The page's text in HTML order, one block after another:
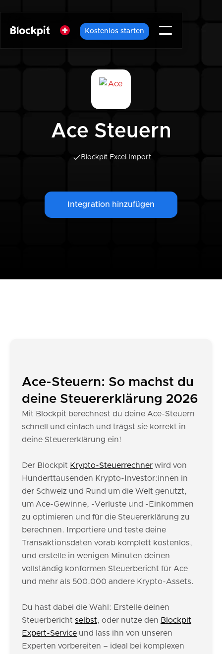
Kostenlos starten
Ace Steuern
Blockpit Excel Import
Integration hinzufügen
Ace-Steuern: So machst du
deine Steuererklärung 2026
Mit Blockpit berechnest du deine Ace-Steuern
schnell und einfach und trägst sie korrekt in
deine Steuererklärung ein!
Der Blockpit Krypto-Steuerrechner wird von
Hunderttausenden Krypto-Investor:innen in
der Schweiz und Rund um die Welt genutzt,
um Ace-Gewinne, -Verluste und -Einkommen
zu optimieren und für die Steuererklärung zu
berechnen. Importiere und teste deine
Transaktionsdaten vorab komplett kostenlos,
und erstelle in wenigen Minuten deinen
vollständig konformen Steuerbericht für Ace
und mehr als 500.000 andere Krypto-Assets.
Du hast dabei die Wahl: Erstelle deinen
Steuerbericht selbst, oder nutze den Blockpit
Expert-Service und lass ihn von unseren
Experten vorbereiten – ideal bei komplexen